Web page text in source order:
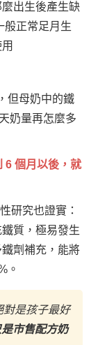
出生後產生缺
般正常足月生
但母奶中的鐵
奶量再怎麼多
6 個月以後，就
研究也證實：
質，極易發生
劑補充，能將
。
對是孩子最好
是市售配方奶